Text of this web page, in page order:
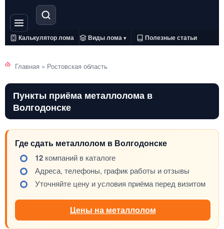
Калькулятор лома Виды лома ▾ Полезные статьи
Главная » Ростовская область
Пункты приёма металлолома в
Волгодонске
Где сдать металлолом в Волгодонске
12 компаний в каталоге
Адреса, телефоны, график работы и отзывы
Уточняйте цену и условия приёма перед визитом
Цены на металлолом